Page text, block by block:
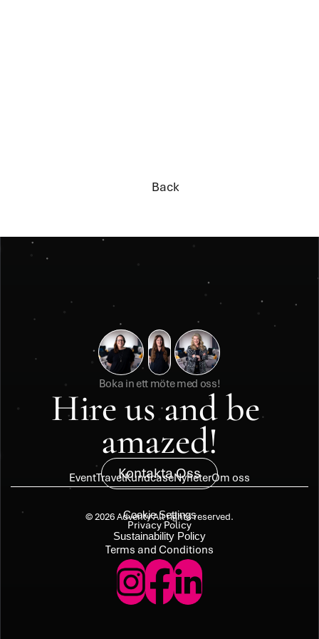
Back
Boka in ett möte med oss!
Hire us and be
amazed!
Kontakta Oss
EventTravelKundcaseNyheterOm oss
© 2026 Adventy All rights reserved.
Cookie Settings
Privacy Policy
Sustainability Policy
Terms and Conditions